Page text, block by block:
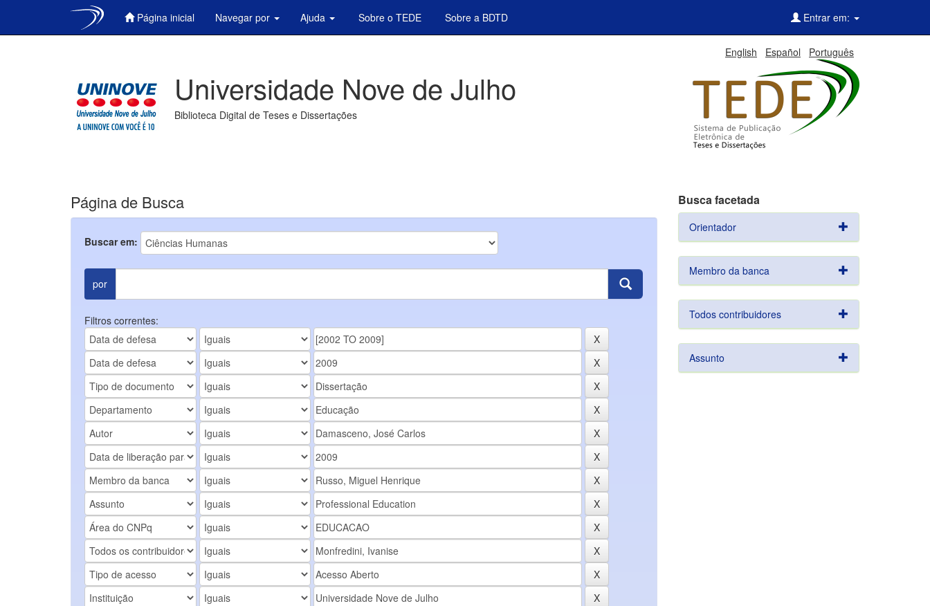
Página inicial Navegar por Ajuda Sobre o TEDE Sobre a BDTD Entrar em:
English Español Português
Universidade Nove de Julho
Biblioteca Digital de Teses e Dissertações
Página de Busca
Buscar em:
por
Filtros correntes:
Busca facetada
Orientador
Membro da banca
Todos contribuidores
Assunto